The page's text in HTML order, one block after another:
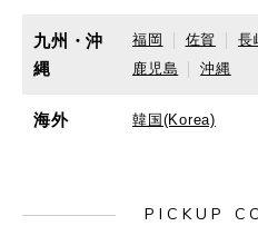
九州・沖
縄
福岡 佐賀 長
鹿児島
沖縄
海外 韓国(Korea)
PICKUP